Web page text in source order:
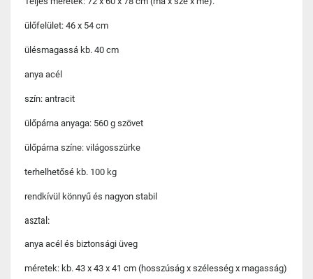
ülőfelület: 46 x 54 cm
ülésmagassá kb. 40 cm
anya acél
szín: antracit
ülőpárna anyaga: 560 g szövet
ülőpárna színe: világosszürke
terhelhetősé kb. 100 kg
rendkívül könnyű és nagyon stabil
asztal:
anya acél és biztonsági üveg
méretek: kb. 43 x 43 x 41 cm (hosszúság x szélesség x magasság)